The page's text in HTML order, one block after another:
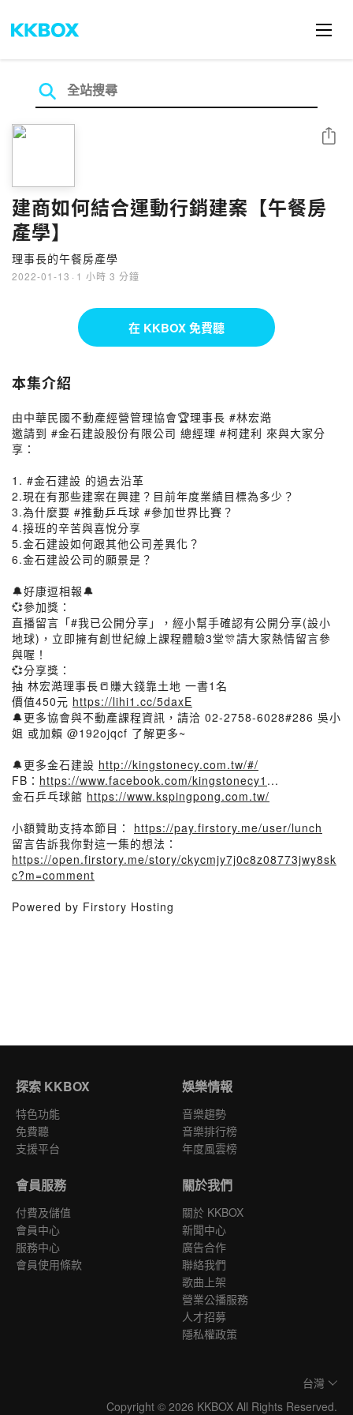
建商如何結合運動行銷建案【午餐房
產學】
理事長的午餐房產學
2022-01-13 · 1 小時 3 分鐘
分享
在 KKBOX 免費聽
本集介紹
由中華民國不動產經營管理協會🏆️理事長 #林宏澔
邀請到 #金石建設股份有限公司 總經理 #柯建利 來與大家分
享：
1. #金石建設 的過去沿革
2.現在有那些建案在興建？目前年度業績目標為多少？
3.為什麼要 #推動乒乓球 #參加世界比賽？
4.接班的辛苦與喜悅分享
5.金石建設如何跟其他公司差異化？
6.金石建設公司的願景是？
🔔好康逗相報🔔
💞參加獎：
直播留言「#我已公開分享」，經小幫手確認有公開分享(設小
地球)，立即擁有創世紀線上課程體驗3堂🎊請大家熱情留言參
與喔！
💞分享獎：
抽 林宏澔理事長📒賺大錢靠土地 一書1名
價值450元 https://lihi1.cc/5daxE
🔔更多協會與不動產課程資訊，請洽 02-2758-6028#286 吳小
姐 或加賴 @192ojqcf 了解更多~
🔔更多金石建設 http://kingstonecy.com.tw/#/
FB： https://www.facebook.com/kingstonecy1 ...
金石乒乓球館 https://www.kspingpong.com.tw/
小額贊助支持本節目： https://pay.firstory.me/user/lunch
留言告訴我你對這一集的想法：
https://open.firstory.me/story/ckycmjy7j0c8z08773jwy8sk
c?m=comment
Powered by Firstory Hosting
探索 KKBOX
特色功能
免費聽
支援平台
娛樂情報
音樂趨勢
音樂排行榜
年度風雲榜
會員服務
付費及儲值
會員中心
服務中心
會員使用條款
關於我們
關於 KKBOX
新聞中心
廣告合作
聯絡我們
歌曲上架
營業公播服務
人才招募
隱私權政策
台灣
Copyright © 2026 KKBOX All Rights Reserved.